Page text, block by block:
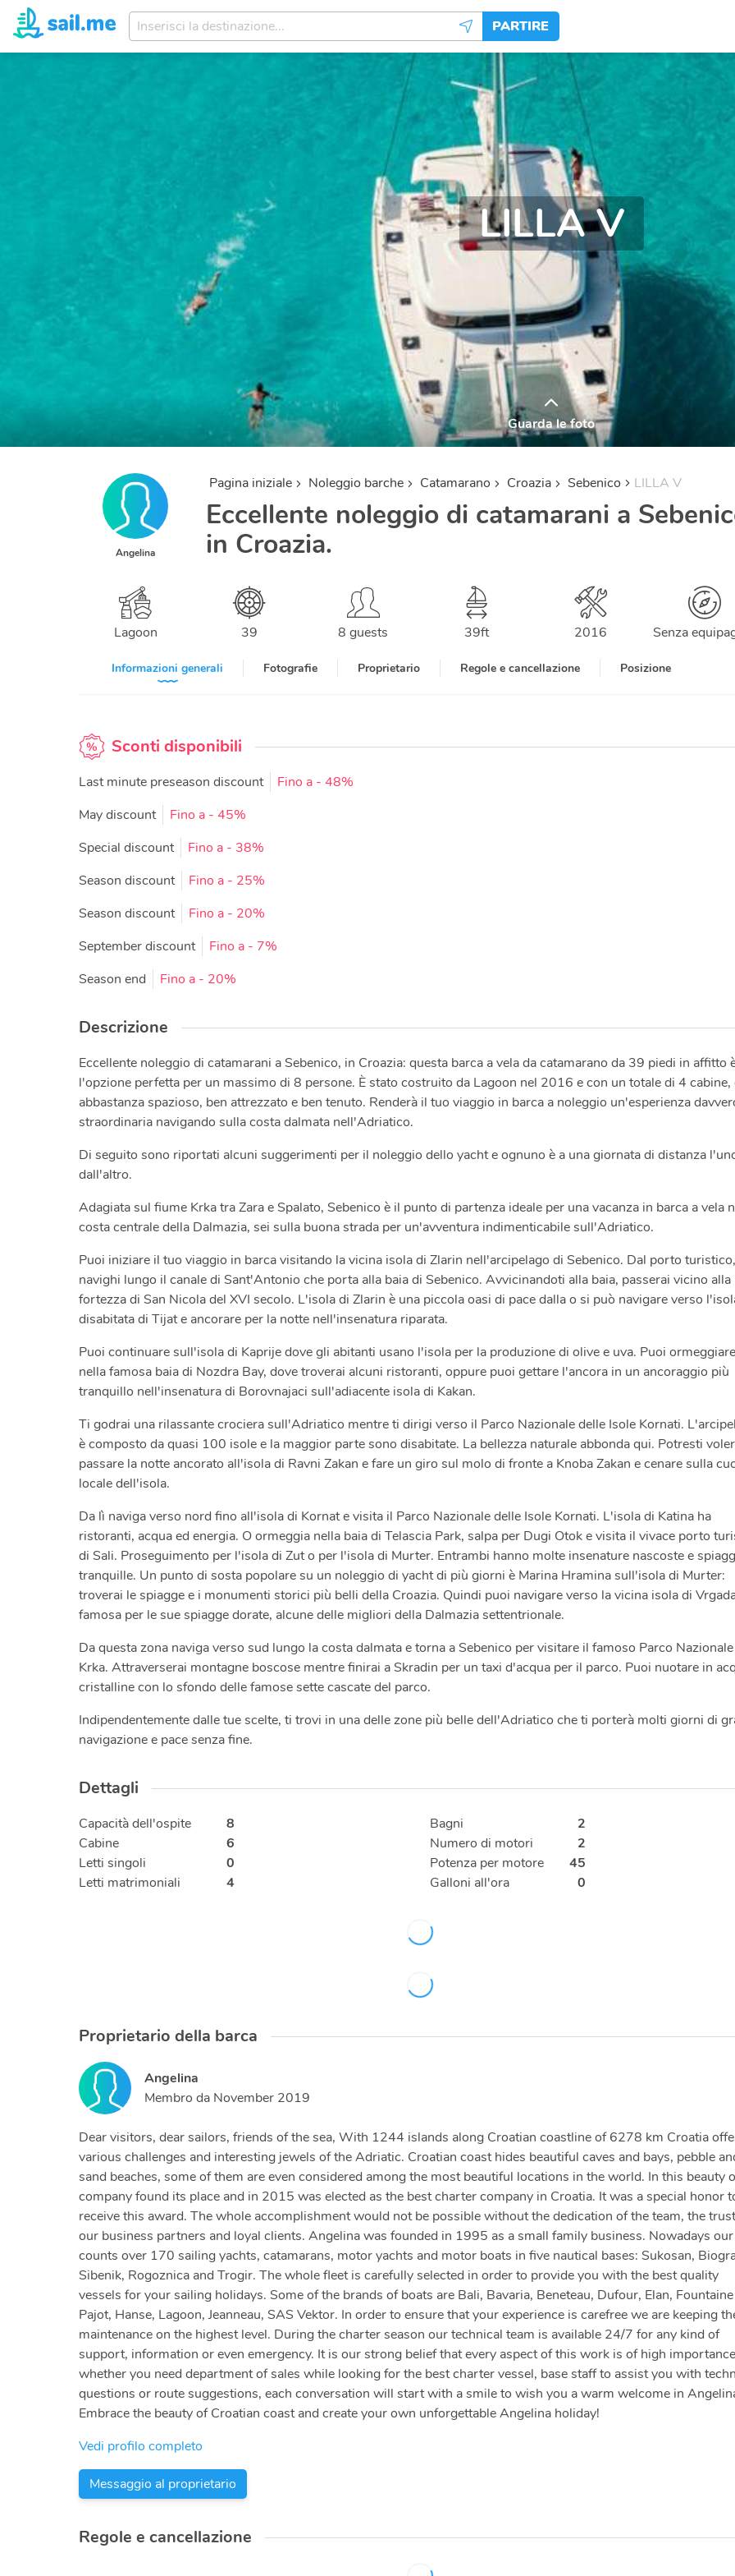
Inserisci
la
destinazione...
PARTIRE
LILLA V
Guarda le foto
Angelina
Pagina iniziale Noleggio barche Catamarano Croazia Sebenico LILLA V
Eccellente noleggio di catamarani a
in Croazia.
Lagoon 39 8 guests 39ft 2016 Senza
Informazioni generali Fotografie Proprietario Regole e cancellazione Posizione
Sconti disponibili
Last minute preseason discount Fino a - 48%
May discount
Fino a - 45%
Special discount
Fino a - 38%
Season discount
Fino a - 25%
Season discount
Fino a - 20%
September discount
Fino a - 7%
Season end
Fino a - 20%
Descrizione
Eccellente noleggio di catamarani a Sebenico, in Croazia: questa barca a vela da catamarano da 39 piedi in affitto
l'opzione perfetta per un massimo di 8 persone. È stato costruito da Lagoon nel 2016 e con un totale di 4 cabine,
abbastanza spazioso, ben attrezzato e ben tenuto. Renderà il tuo viaggio in barca a noleggio un'esperienza
straordinaria navigando sulla costa dalmata nell'Adriatico.
Di seguito sono riportati alcuni suggerimenti per il noleggio dello yacht e ognuno è a una giornata di distanza
dall'altro.
Adagiata sul fiume Krka tra Zara e Spalato, Sebenico è il punto di partenza ideale per una vacanza in barca a vela
costa centrale della Dalmazia, sei sulla buona strada per un'avventura indimenticabile sull'Adriatico.
Puoi iniziare il tuo viaggio in barca visitando la vicina isola di Zlarin nell'arcipelago di Sebenico. Dal porto turistico,
navighi lungo il canale di Sant'Antonio che porta alla baia di Sebenico. Avvicinandoti alla baia, passerai vicino alla
fortezza di San Nicola del XVI secolo. L'isola di Zlarin è una piccola oasi di pace dalla o si può navigare verso
disabitata di Tijat e ancorare per la notte nell'insenatura riparata.
Puoi continuare sull'isola di Kaprije dove gli abitanti usano l'isola per la produzione di olive e uva. Puoi ormeggiare
nella famosa baia di Nozdra Bay, dove troverai alcuni ristoranti, oppure puoi gettare l'ancora in un ancoraggio più
tranquillo nell'insenatura di Borovnajaci sull'adiacente isola di Kakan.
Ti godrai una rilassante crociera sull'Adriatico mentre ti dirigi verso il Parco Nazionale delle Isole Kornati.
è composto da quasi 100 isole e la maggior parte sono disabitate. La bellezza naturale abbonda qui. Potresti voler
passare la notte ancorato all'isola di Ravni Zakan e fare un giro sul molo di fronte a Knoba Zakan e cenare sulla
locale dell'isola.
Da lì naviga verso nord fino all'isola di Kornat e visita il Parco Nazionale delle Isole Kornati. L'isola di Katina ha
ristoranti, acqua ed energia. O ormeggia nella baia di Telascia Park, salpa per Dugi Otok e visita il vivace porto
di Sali. Proseguimento per l'isola di Zut o per l'isola di Murter. Entrambi hanno molte insenature nascoste e
tranquille. Un punto di sosta popolare su un noleggio di yacht di più giorni è Marina Hramina sull'isola di Murter:
troverai le spiagge e i monumenti storici più belli della Croazia. Quindi puoi navigare verso la vicina isola di
famosa per le sue spiagge dorate, alcune delle migliori della Dalmazia settentrionale.
Da questa zona naviga verso sud lungo la costa dalmata e torna a Sebenico per visitare il famoso Parco
Krka. Attraverserai montagne boscose mentre finirai a Skradin per un taxi d'acqua per il parco. Puoi nuotare in
cristalline con lo sfondo delle famose sette cascate del parco.
Indipendentemente dalle tue scelte, ti trovi in una delle zone più belle dell'Adriatico che ti porterà molti giorni di
navigazione e pace senza fine.
Dettagli
Capacità dell'ospite
8
Cabine
6
Letti singoli
0
Letti matrimoniali
4
Bagni
2
Numero di motori
2
Potenza per motore
45
Galloni all'ora
0
Proprietario della barca
Angelina
Membro da November 2019
Dear visitors, dear sailors, friends of the sea, With 1244 islands along Croatian coastline of 6278 km Croatia
various challenges and interesting jewels of the Adriatic. Croatian coast hides beautiful caves and bays, pebble
sand beaches, some of them are even considered among the most beautiful locations in the world. In this beauty
company found its place and in 2015 was elected as the best charter company in Croatia. It was a special honor
receive this award. The whole accomplishment would not be possible without the dedication of the team, the
our business partners and loyal clients. Angelina was founded in 1995 as a small family business. Nowadays
counts over 170 sailing yachts, catamarans, motor yachts and motor boats in five nautical bases: Sukosan,
Sibenik, Rogoznica and Trogir. The whole fleet is carefully selected in order to provide you with the best quality
vessels for your sailing holidays. Some of the brands of boats are Bali, Bavaria, Beneteau, Dufour, Elan, Fountaine
Pajot, Hanse, Lagoon, Jeanneau, SAS Vektor. In order to ensure that your experience is carefree we are keeping
maintenance on the highest level. During the charter season our technical team is available 24/7 for any kind of
support, information or even emergency. It is our strong belief that every aspect of this work is of high
whether you need department of sales while looking for the best charter vessel, base staff to assist you with
questions or route suggestions, each conversation will start with a smile to wish you a warm welcome in
Embrace the beauty of Croatian coast and create your own unforgettable Angelina holiday!
Vedi profilo completo
Messaggio al proprietario
Regole e cancellazione